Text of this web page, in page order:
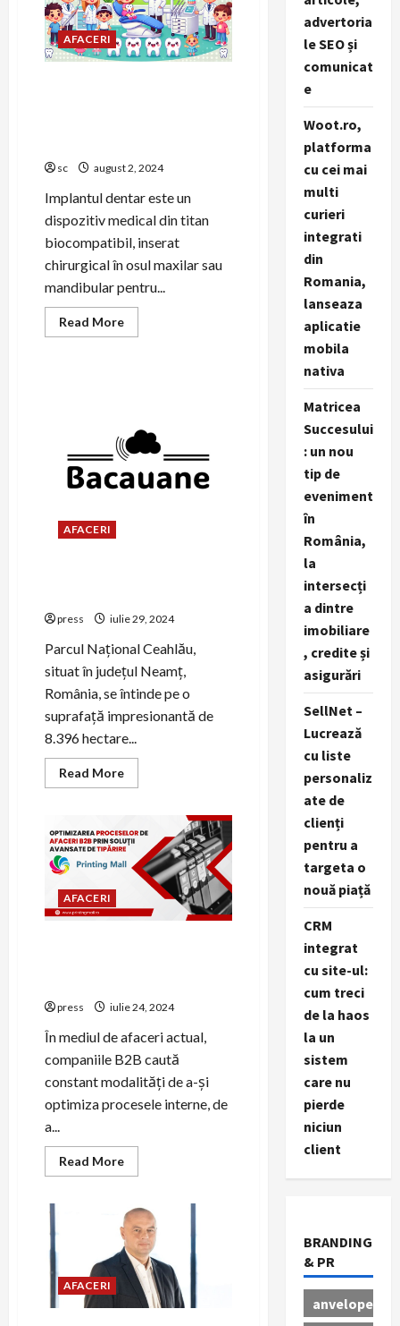
–
Cea
mai
bună
alegere
AFACERI
sc august 2, 2024
Implantul dentar este un
dispozitiv medical din titan
biocompatibil, inserat
chirurgical în osul maxilar sau
mandibular pentru...
Read MoreRead
more
de
marketing
stomatologic
de
succes
AFACERI
press iulie 29, 2024
Parcul Național Ceahlău,
situat în județul Neamț,
România, se întinde pe o
suprafață impresionantă de
8.396 hectare...
Read MoreRead
more
Național
Ceahlău
în
Județul
Neamț
AFACERI
press iulie 24, 2024
În mediul de afaceri actual,
companiile B2B caută
constant modalități de a-și
optimiza procesele interne, de
a...
Read MoreRead
more
proceselor
de
afaceri
B2B
prin
soluții
avansate
tipărire
AFACERI
advertoria
le SEO și
comunicat
e
Woot.ro,
platforma
cu cei mai
multi
curieri
integrati
din
Romania,
lanseaza
aplicatie
mobila
nativa
Matricea
Succesului
: un nou
tip de
eveniment
în
România,
la
intersecți
a dintre
imobiliare
, credite și
asigurări
SellNet –
Lucrează
cu liste
personaliz
ate de
clienți
pentru a
targeta o
nouă piață
CRM
integrat
cu site-ul:
cum treci
de la haos
la un
sistem
care nu
pierde
niciun
client
BRANDING
& PR
anvelope